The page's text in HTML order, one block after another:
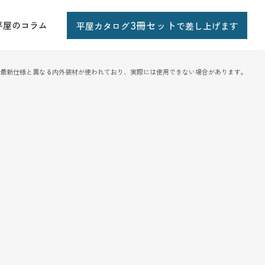
屋のコラム 平屋カタロ グ3冊セットで差し上げます
新仕様と異なる内外装材が使われており、実際には使用できない場合があります。